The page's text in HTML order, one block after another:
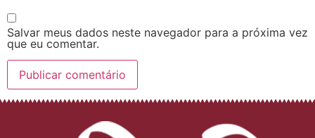
Salvar meus dados neste navegador para a próxima vez
que eu comentar.